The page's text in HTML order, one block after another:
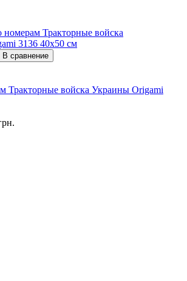
В сравнение
Тракторные войска Украины Origami